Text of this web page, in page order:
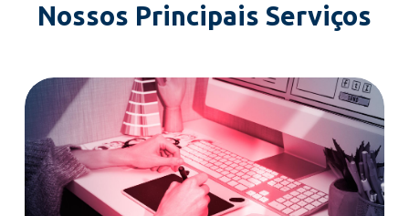
Nossos Principais Serviços